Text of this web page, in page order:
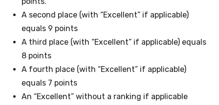
A second place (with “Excellent” if applicable)
equals 9 points
A third place (with “Excellent” if applicable) equals
8 points
A fourth place (with “Excellent” if applicable)
equals 7 points
An “Excellent” without a ranking if applicable